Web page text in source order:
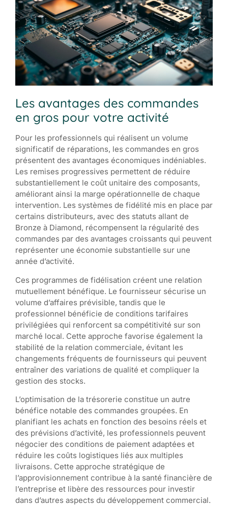
Les avantages des commandes
en gros pour votre activité
Pour les professionnels qui réalisent un volume
significatif de réparations, les commandes en gros
présentent des avantages économiques indéniables.
Les remises progressives permettent de réduire
substantiellement le coût unitaire des composants,
améliorant ainsi la marge opérationnelle de chaque
intervention. Les systèmes de fidélité mis en place par
certains distributeurs, avec des statuts allant de
Bronze à Diamond, récompensent la régularité des
commandes par des avantages croissants qui peuvent
représenter une économie substantielle sur une
année d’activité.
Ces programmes de fidélisation créent une relation
mutuellement bénéfique. Le fournisseur sécurise un
volume d’affaires prévisible, tandis que le
professionnel bénéficie de conditions tarifaires
privilégiées qui renforcent sa compétitivité sur son
marché local. Cette approche favorise également la
stabilité de la relation commerciale, évitant les
changements fréquents de fournisseurs qui peuvent
entraîner des variations de qualité et compliquer la
gestion des stocks.
L’optimisation de la trésorerie constitue un autre
bénéfice notable des commandes groupées. En
planifiant les achats en fonction des besoins réels et
des prévisions d’activité, les professionnels peuvent
négocier des conditions de paiement adaptées et
réduire les coûts logistiques liés aux multiples
livraisons. Cette approche stratégique de
l’approvisionnement contribue à la santé financière de
l’entreprise et libère des ressources pour investir
dans d’autres aspects du développement commercial.